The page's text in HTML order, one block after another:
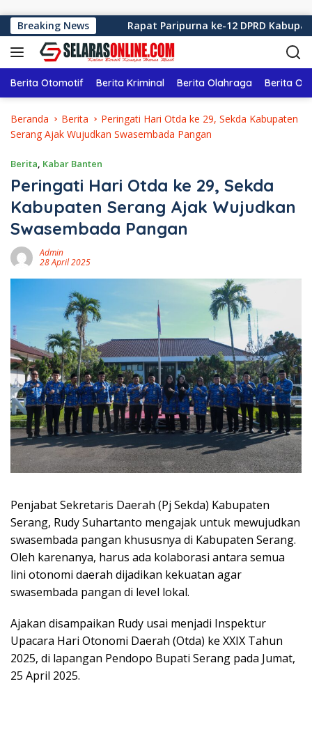
Breaking News
2026 Rapat Paripurna ke-12 DPRD Kabupaten
Berita Otomotif Berita Kriminal Berita Olahraga Berita
Beranda Berita
Peringati Hari Otda ke 29, Sekda Kabupaten
Serang Ajak Wujudkan Swasembada Pangan
Berita, Kabar Banten
Peringati Hari Otda ke 29, Sekda
Kabupaten Serang Ajak Wujudkan
Swasembada Pangan
Admin
28 April 2025
Penjabat Sekretaris Daerah (Pj Sekda) Kabupaten
Serang, Rudy Suhartanto mengajak untuk mewujudkan
swasembada pangan khususnya di Kabupaten Serang.
Oleh karenanya, harus ada kolaborasi antara semua
lini otonomi daerah dijadikan kekuatan agar
swasembada pangan di level lokal.
Ajakan disampaikan Rudy usai menjadi Inspektur
Upacara Hari Otonomi Daerah (Otda) ke XXIX Tahun
2025, di lapangan Pendopo Bupati Serang pada Jumat,
25 April 2025.